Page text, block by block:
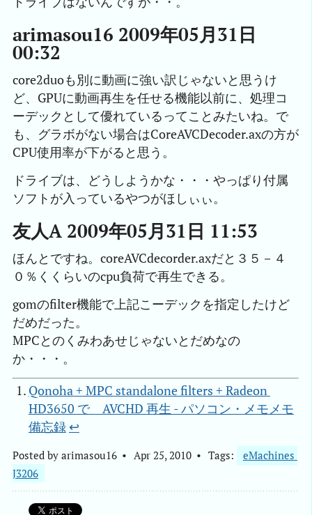
arimasou16 2009年05月31日
00:32
core2duoも別に動画に強い訳じゃないと思うけ
ど、GPUに動画再生を任せる機能以前に、処理コ
ーデックとして優れているってことみたいね。で
も、グラボがない場合はCoreAVCDecoder.axの方が
CPU使用率が下がると思う。
ドライブは、どうしようかな・・・やっぱり付属
ソフトが入っているやつがほしぃぃ。
友人A 2009年05月31日 11:53
ほんとですね。coreAVCdecorder.axだと３５－４
０％くくらいのcpu負荷で再生できる。
gomのfilter機能で上記こーデックを指定したけど
だめだった。
MPCとのくみわあせじゃないとだめなの
か・・・。
Qonoha + MPC standalone filters + Radeon
HD3650 で　AVCHD 再生 - パソコン・メモメモ
備忘録↩︎
Posted by arimasou16 Apr 25, 2010 Tags:
eMachines
J3206